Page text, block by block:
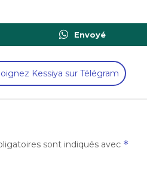
Envoyé
Kessiya sur Télégram
sont indiqués avec *